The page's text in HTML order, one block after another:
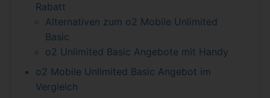
Rabatt
Alternativen zum o2 Mobile Unlimited
Basic
o2 Unlimited Basic Angebote mit Handy
o2 Mobile Unlimited Basic Angebot im
Vergleich